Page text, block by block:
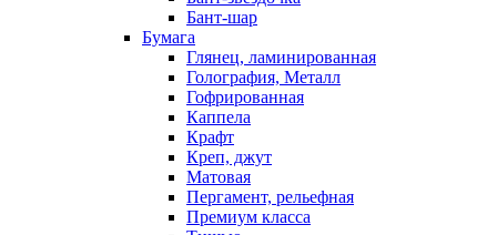
Бант-шар
Бумага
Глянец, ламинированная
Голография, Металл
Гофрированная
Каппела
Крафт
Креп, джут
Матовая
Пергамент, рельефная
Премиум класса